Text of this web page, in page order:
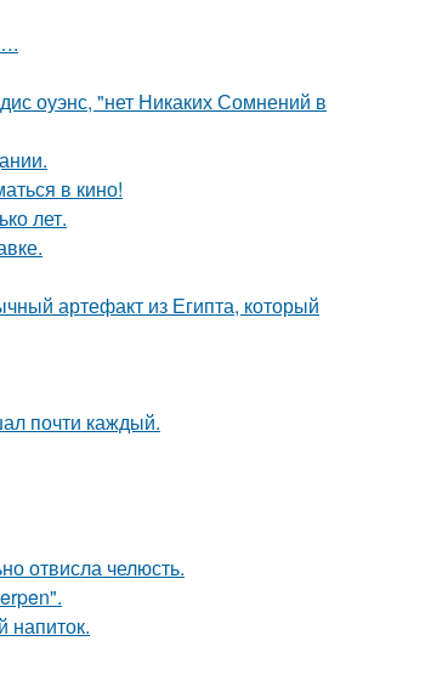
оуэнс, "нет Никаких Сомнений в
в кино!
лет.
артефакт из Египта, который
почти каждый.
отвисла челюсть.
напиток.